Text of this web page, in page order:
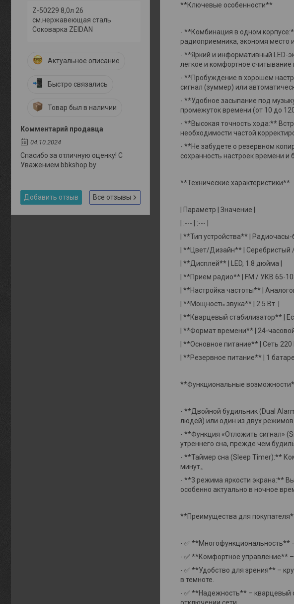
**Ключевые особенности**
- **Комбинация в одном
радиоприемника, экономя место
- **Яркий и информативный LED-
легкое и комфортное
- **Пробуждение в хорошем
сигнал (зуммер) или
- **Удобное засыпание под
промежуток времени (от 10 до
- **Высокая точность хода:**
необходимости частой
- **Не забудете о резервном
сохранность настроек времени и
**Технические характеристики**
| Параметр | Значение |
| :--- | :--- |
| **Тип устройства** |
| **Цвет/Дизайн** | Серебристый
| **Дисплей** | LED, 1.8 дюйма |
| **Прием радио** | FM / УКВ 65-
| **Настройка частоты** |
| **Мощность звука** | 2.5 Вт |
| **Кварцевый стабилизатор** |
| **Формат времени** | 24-
| **Основное питание** | Сеть 220
| **Резервное питание** | 1
**Функциональные
- **Двойной будильник (Dual
людей) или один из двух
- **Функция «Отложить сигнал»
утреннего сна, прежде чем
- **Таймер сна (Sleep Timer):**
минут。
- **3 режима яркости экрана:**
особенно актуально в ночное
**Преимущества для
- ✅ **Многофункциональность**
- ✅ **Комфортное управление**
- ✅ **Удобство для зрения** –
в темноте.
- ✅ **Надежность** – кварцевый
отключении сети.
Z-50229 8,0л 26
см.нержавеющая сталь
Соковарка ZEIDAN
Актуальное описание
Быстро связались
Товар был в наличии
Комментарий продавца
04.10.2024
Спасибо за отличную оценку! С
Уважением bbkshop.by
Добавить отзыв Все отзывы